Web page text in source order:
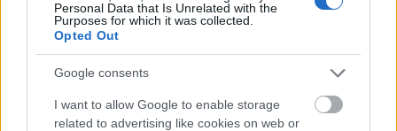
Personal Data that Is Unrelated with the
Purposes for which it was collected.
Opted Out
Google consents
I want to allow Google to enable storage
related to advertising like cookies on web or